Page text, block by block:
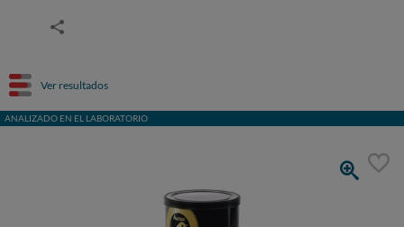
Ver resultados
ANALIZADO EN EL LABORATORIO